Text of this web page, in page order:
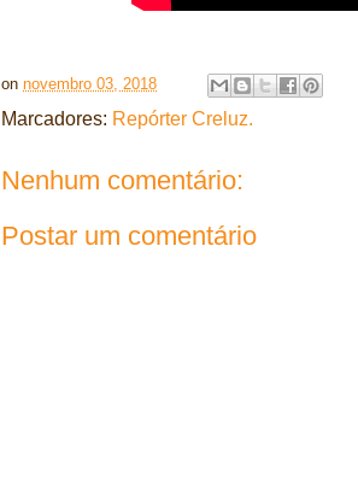
on novembro 03, 2018
Marcadores: Repórter Creluz.
Nenhum comentário:
Postar um comentário